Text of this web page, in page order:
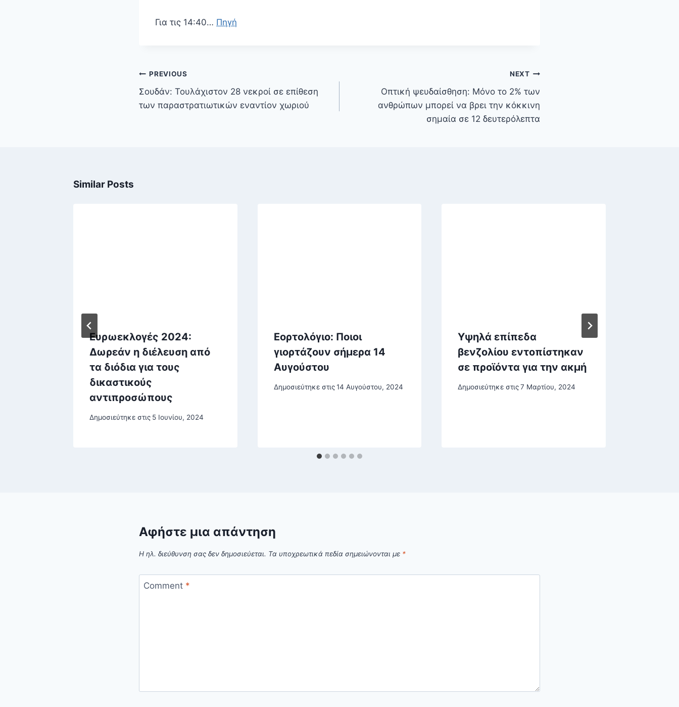
Για τις 14:40… Πηγή
Πλοήγηση
άρθρων
PREVIOUS
Σουδάν: Τουλάχιστον 28 νεκροί σε επίθεση
των παραστρατιωτικών εναντίον χωριού
NEXT
Οπτική ψευδαίσθηση: Μόνο το 2% των
ανθρώπων μπορεί να βρει την κόκκινη
σημαία σε 12 δευτερόλεπτα
Similar Posts
Ευρωεκλογές 2024:
Δωρεάν η διέλευση από
τα διόδια για τους
δικαστικούς
αντιπροσώπους
Δημοσιεύτηκε στις 5 Ιουνίου, 2024
Εορτολόγιο: Ποιοι
γιορτάζουν σήμερα 14
Αυγούστου
Δημοσιεύτηκε στις 14 Αυγούστου, 2024
Υψηλά επίπεδα
βενζολίου εντοπίστηκαν
σε προϊόντα για την ακμή
Δημοσιεύτηκε στις 7 Μαρτίου, 2024
Αφήστε μια απάντηση
Η ηλ. διεύθυνση σας δεν δημοσιεύεται. Τα υποχρεωτικά πεδία σημειώνονται με *
Comment *